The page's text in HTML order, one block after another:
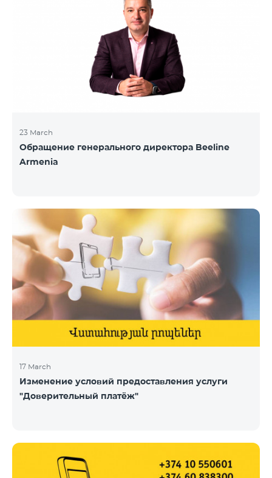
23 March
Обращение генерального директора Beeline
Armenia
17 March
Изменение условий предоставления услуги
"Доверительный платёж"